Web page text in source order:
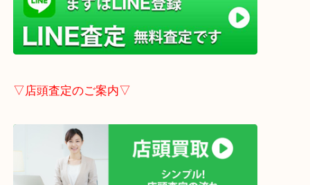
→こちら
事前にご連絡頂ければ内容によりますが受付時間終
▽LINE査定のご案内▽